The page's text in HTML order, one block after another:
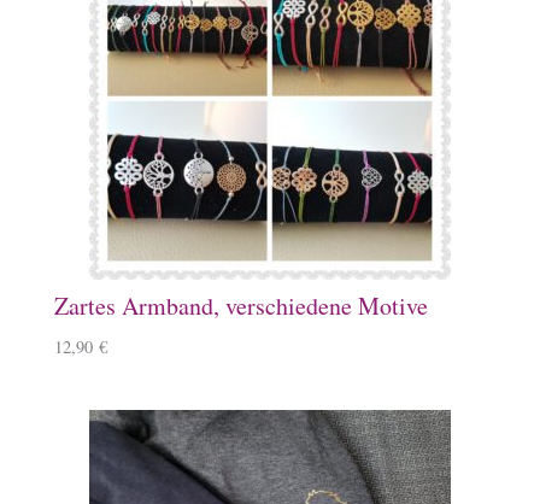
Zartes Armband, verschiedene Motive
12,90 €